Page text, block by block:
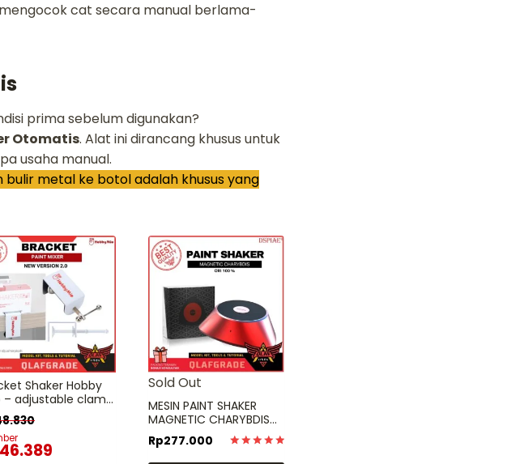
cat secara manual berlama-
prima sebelum digunakan?
Otomatis. Alat ini dirancang khusus untuk
usaha manual.
metal ke botol adalah khusus yang
Shaker Hobby
– adjustable clamp
cat paint
campur cat
46.389
Sold Out
MESIN PAINT SHAKER
MAGNETIC CHARYBDIS
mixer pengaduk cat
dspiae
Rp277.000